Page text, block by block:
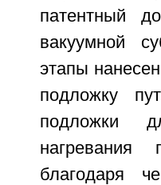
патентный
вакуумной
этапы
подложку
подложки
нагревания
благодаря